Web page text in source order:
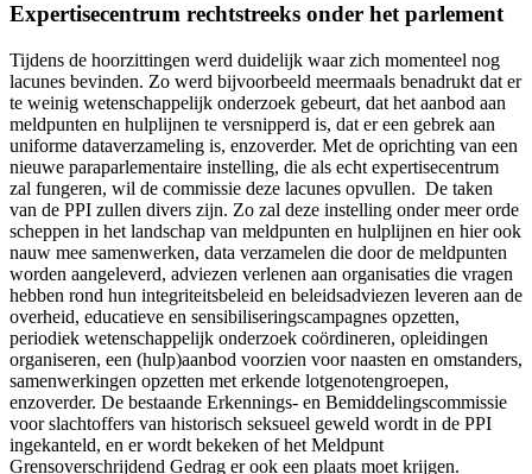
Expertisecentrum rechtstreeks onder het parlement
Tijdens de hoorzittingen werd duidelijk waar zich momenteel nog
lacunes bevinden. Zo werd bijvoorbeeld meermaals benadrukt dat er
te weinig wetenschappelijk onderzoek gebeurt, dat het aanbod aan
meldpunten en hulplijnen te versnipperd is, dat er een gebrek aan
uniforme dataverzameling is, enzoverder. Met de oprichting van een
nieuwe paraparlementaire instelling, die als echt expertisecentrum
zal fungeren, wil de commissie deze lacunes opvullen. De taken
van de PPI zullen divers zijn. Zo zal deze instelling onder meer orde
scheppen in het landschap van meldpunten en hulplijnen en hier ook
nauw mee samenwerken, data verzamelen die door de meldpunten
worden aangeleverd, adviezen verlenen aan organisaties die vragen
hebben rond hun integriteitsbeleid en beleidsadviezen leveren aan de
overheid, educatieve en sensibiliseringscampagnes opzetten,
periodiek wetenschappelijk onderzoek coördineren, opleidingen
organiseren, een (hulp)aanbod voorzien voor naasten en omstanders,
samenwerkingen opzetten met erkende lotgenotengroepen,
enzoverder. De bestaande Erkennings- en Bemiddelingscommissie
voor slachtoffers van historisch seksueel geweld wordt in de PPI
ingekanteld, en er wordt bekeken of het Meldpunt
Grensoverschrijdend Gedrag er ook een plaats moet krijgen.